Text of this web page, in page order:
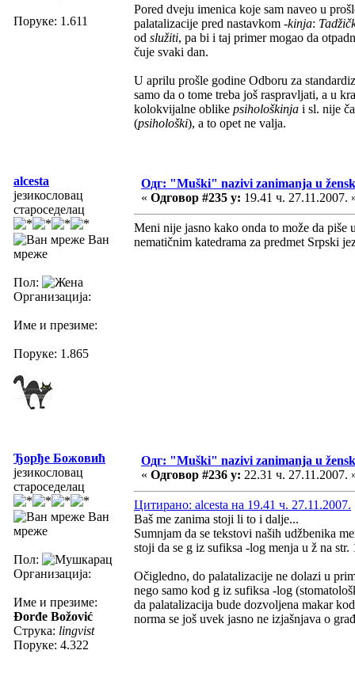
Поруке: 1.611
Pored dveju imenica koje sam naveo u
palatalizacije pred nastavkom -kinja:
od služiti, pa bi i taj primer mogao da
čuje svaki dan.
U aprilu prošle godine Odboru za
samo da o tome treba još raspravljati, a u
kolokvijalne oblike psihološkinja i sl. nije
(psihološki), a to opet ne valja.
alcesta
језикословац
староседелац
Ван
мреже
Пол:
Организација:
Име и презиме:
Поруке: 1.865
Одг: "Muški" nazivi zanimanja u
« Одговор #235 у: 19.41 ч. 27.11.2007.
Meni nije jasno kako onda to može da
nematičnim katedrama za predmet Srpski
Ђорђе Божовић
језикословац
староседелац
Ван
мреже
Пол:
Организација:
Име и презиме:
Đorđe Božović
Струка: lingvist
Поруке: 4.322
Одг: "Muški" nazivi zanimanja u
« Одговор #236 у: 22.31 ч. 27.11.2007.
Цитирано: alcesta на 19.41 ч. 27.11.2007.
Baš me zanima stoji li to i dalje...
Sumnjam da se tekstovi naših udžbenika
stoji da se g iz sufiksa -log menja u ž na str.
Očigledno, do palatalizacije ne dolazi u
nego samo kod g iz sufiksa -log
da palatalizacija bude dozvoljena makar
norma se još uvek jasno ne izjašnjava o